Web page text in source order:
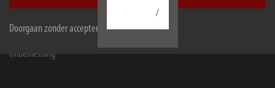
Doorgaan zonder accepteren
/
Service
Onderneming